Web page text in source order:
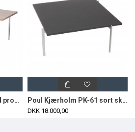
Borch-Hansen sofabord produceret af Fritz Hansen Poul Kjærholm PK-61 sort skiffer bord 80x80
DKK 18.000,00